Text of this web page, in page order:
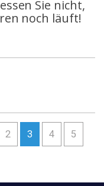
Sie nicht,
noch läuft!
2 3 4 5